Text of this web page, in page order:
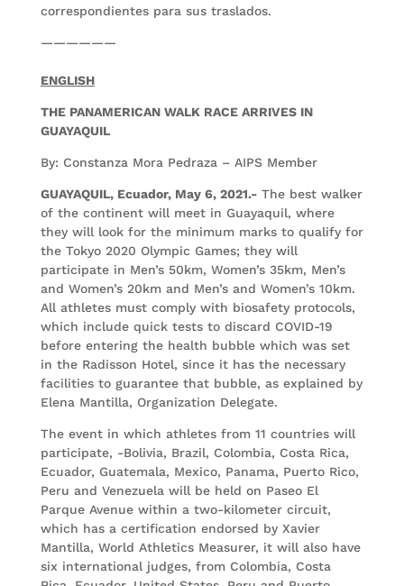
correspondientes para sus traslados.
——————
ENGLISH
THE PANAMERICAN WALK RACE ARRIVES IN
GUAYAQUIL
By: Constanza Mora Pedraza – AIPS Member
GUAYAQUIL, Ecuador, May 6, 2021.-The best walker
of the continent will meet in Guayaquil, where
they will look for the minimum marks to qualify for
the Tokyo 2020 Olympic Games; they will
participate in Men’s 50km, Women’s 35km, Men’s
and Women’s 20km and Men’s and Women’s 10km.
All athletes must comply with biosafety protocols,
which include quick tests to discard COVID-19
before entering the health bubble which was set
in the Radisson Hotel, since it has the necessary
facilities to guarantee that bubble, as explained by
Elena Mantilla, Organization Delegate.
The event in which athletes from 11 countries will
participate, -Bolivia, Brazil, Colombia, Costa Rica,
Ecuador, Guatemala, Mexico, Panama, Puerto Rico,
Peru and Venezuela will be held on Paseo El
Parque Avenue within a two-kilometer circuit,
which has a certification endorsed by Xavier
Mantilla, World Athletics Measurer, it will also have
six international judges, from Colombia, Costa